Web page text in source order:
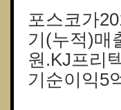
포스코가
기(누적)매
원.KJ프리
기순이익5